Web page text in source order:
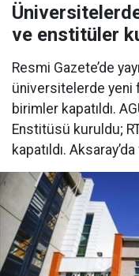
ve enstitüler
Resmi Gazete’de
üniversitelerde yeni
birimler kapatıldı.
Enstitüsü kuruldu;
kapatıldı.